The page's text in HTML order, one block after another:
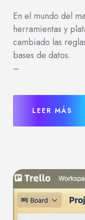
En el mundo del
herramientas y
cambiado las
bases de datos.
–
LEER MÁS